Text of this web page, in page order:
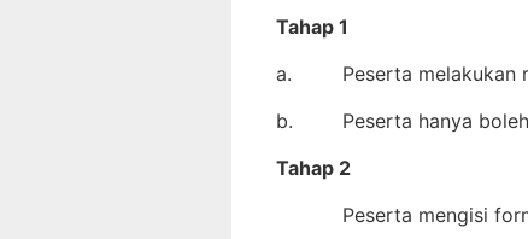
Tahap 1
a.
Peserta melakukan
b.
Peserta hanya
Tahap 2
Peserta mengisi